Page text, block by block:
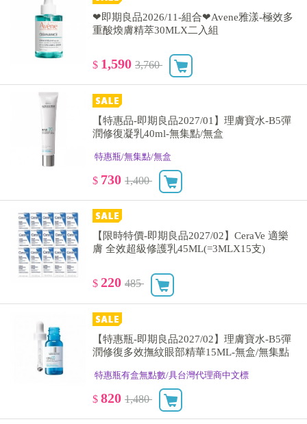
❤即期良品2026/11-組合❤Avene雅漾-極效多
重酸煥膚精萃30MLX二入組
$ 1,590 3,760
【特惠品-即期良品2027/01】理膚寶水-B5彈
潤修復凝乳40ml-無集點/無盒
特惠瓶/無集點/無盒
$ 730 1,400
【限時特價-即期良品2027/02】CeraVe 適樂
膚 全效超級修護乳45ML(=3MLX15支)
$ 220 485
【特惠瓶-即期良品2027/02】理膚寶水-B5彈
潤修復多效撫紋眼部精華15ML-無盒/無集點
特惠瓶有盒無點數/具台灣代理商中文標
$ 820 1,480